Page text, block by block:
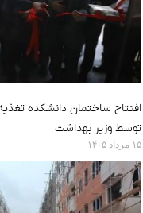
افتتاح ساختمان دانشکده
توسط وزیر بهداشت
۱۵ مرداد ۱۴۰۵